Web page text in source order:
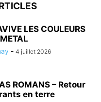
LES COULEURS
- 4 juillet 2026
ROMANS – Retour
en terre